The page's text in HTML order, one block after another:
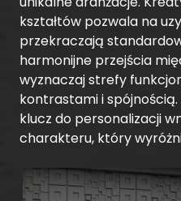
kształtów pozwala na
przekraczają
harmonijne przejścia
wyznaczaj strefy
kontrastami i
klucz do personalizacji
charakteru, który